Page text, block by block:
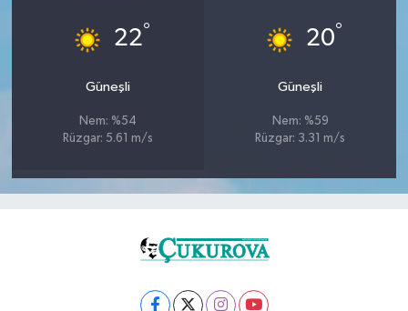
22°
Güneşli
Nem: %54
Rüzgar: 5.61 m/s
20°
Güneşli
Nem: %59
Rüzgar: 3.31 m/s